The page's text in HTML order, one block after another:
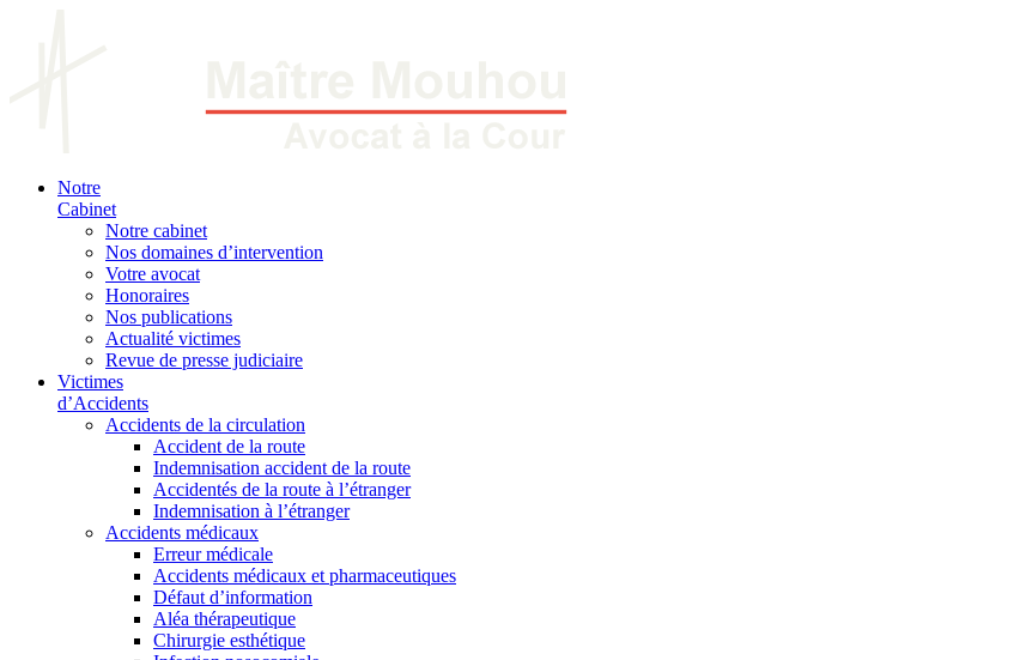
Notre
Cabinet
Notre cabinet
Nos domaines d’intervention
Votre avocat
Honoraires
Nos publications
Actualité victimes
Revue de presse judiciaire
Victimes
d’Accidents
Accidents de la circulation
Accident de la route
Indemnisation accident de la route
Accidentés de la route à l’étranger
Indemnisation à l’étranger
Accidents médicaux
Erreur médicale
Accidents médicaux et pharmaceutiques
Défaut d’information
Aléa thérapeutique
Chirurgie esthétique